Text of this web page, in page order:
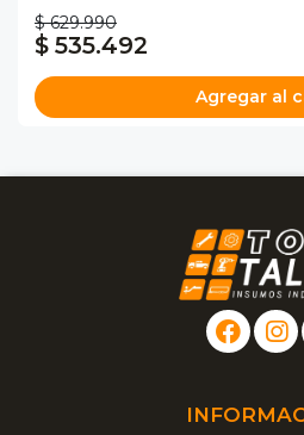
$ 629.990
$ 535.492
Agregar al